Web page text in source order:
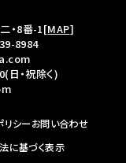
・8番-1[MAP]
8984
・祝除く)
リシーお問い合わせ
に基づく表示